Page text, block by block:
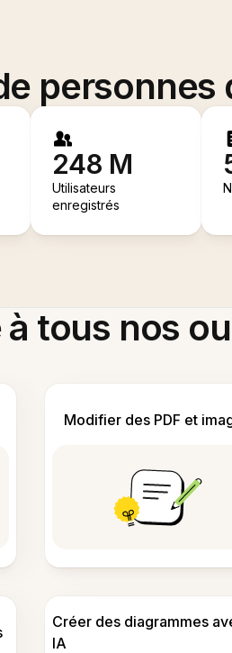
personnes
248 M
Utilisateurs
enregistrés
tous nos
Modifier des PDF et
Créer des diagrammes
IA